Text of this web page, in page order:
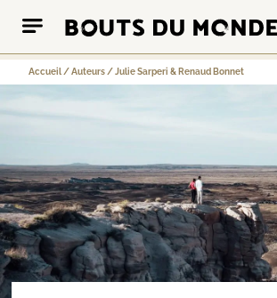
Accueil /Auteurs /Julie Sarperi & Renaud Bonnet